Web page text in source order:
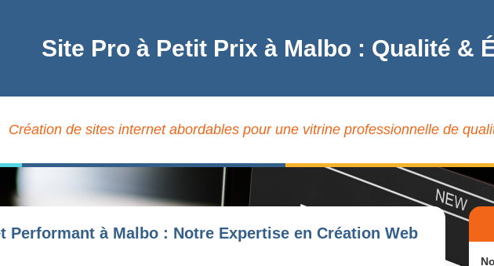
Site Pro à Petit Prix à Malbo : Qualité &
Création de sites internet abordables pour une vitrine professionnelle de
Performant à Malbo : Notre Expertise en Création Web